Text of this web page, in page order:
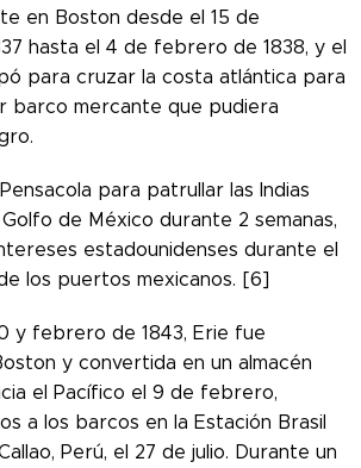
en Boston desde el 15 de
hasta el 4 de febrero de 1838, y el
para cruzar la costa atlántica para
barco mercante que pudiera
para patrullar las Indias
de México durante 2 semanas,
estadounidenses durante el
los puertos mexicanos. [6]
y febrero de 1843, Erie fue
y convertida en un almacén
el Pacífico el 9 de febrero,
a los barcos en la Estación Brasil
Perú, el 27 de julio. Durante un